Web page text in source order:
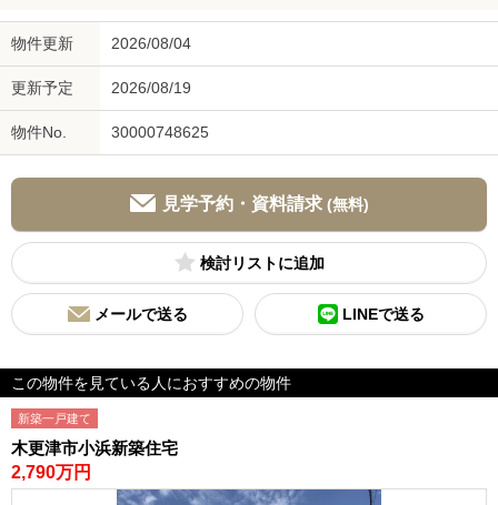
物件更新 2026/08/04
更新予定 2026/08/19
物件No. 30000748625
見学予約・資料請求 (無料)
検討リスト
メールで送る LINEで送る
この物件を見ている人におすすめの物件
新築一戸建て
木更津市小浜新築住宅
2,790万円